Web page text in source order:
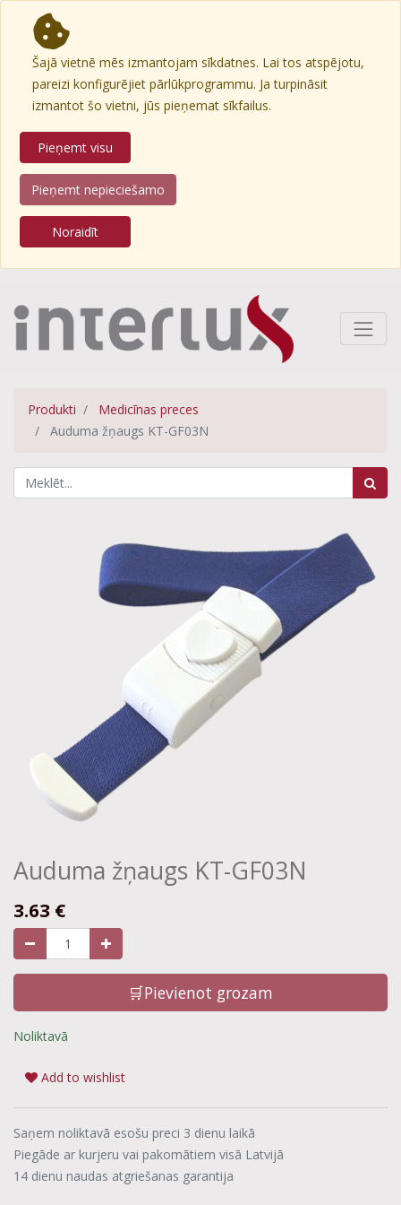
Šajā vietnē mēs izmantojam sīkdatnes. Lai tos atspējotu,
pareizi konfigurējiet pārlūkprogrammu. Ja turpināsit
izmantot šo vietni, jūs pieņemat sīkfailus.
Pieņemt visu
Pieņemt nepieciešamo
Noraidīt
Produkti
Medicīnas preces
Auduma žņaugs KT-GF03N
Auduma žņaugs KT-GF03N
3.63 €
🛒Pievienot grozam
Noliktavā
Add to wishlist
Saņem noliktavā esošu preci 3 dienu laikā
Piegāde ar kurjeru vai pakomātiem visā Latvijā
14 dienu naudas atgriešanas garantija